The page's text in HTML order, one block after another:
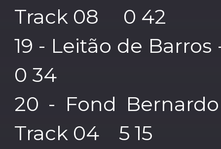
Track 08 0 42
19 - Leitão de
0 34
20 - Fond
Track 04 5 15